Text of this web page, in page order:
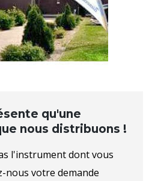
qu'une
nous distribuons !
l'instrument dont vous
nous votre demande